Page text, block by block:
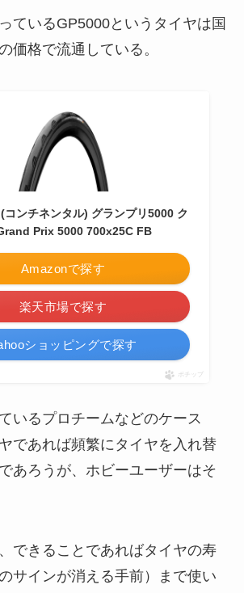
ているGP5000というタイヤは国
価格で流通している。
ンチネンタル) グランプリ5000 ク
Prix 5000 700x25C FB
Amazonで探す
楽天市場で探す
ショッピングで探す
ポチップ
いるプロチームなどのケース
であれば頻繁にタイヤを入れ替
あろうが、ホビーユーザーはそ
できることであればタイヤの寿
サインが消える手前）まで使い